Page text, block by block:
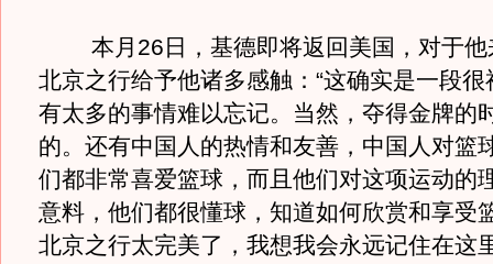
本月26日，基德即将返回美国，对于他
北京之行给予他诸多感触：“这确实是一段
有太多的事情难以忘记。当然，夺得金牌的
的。还有中国人的热情和友善，中国人对篮
们都非常喜爱篮球，而且他们对这项运动的
意料，他们都很懂球，知道如何欣赏和享受
北京之行太完美了，我想我会永远记住在这